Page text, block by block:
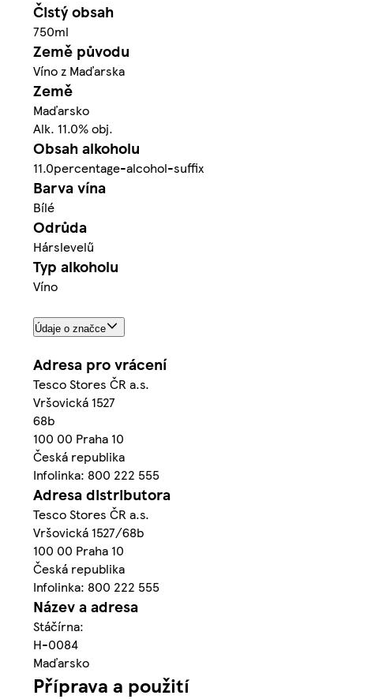
Čistý obsah
750ml
Země původu
Víno z Maďarska
Země
Maďarsko
Alk. 11.0% obj.
Obsah alkoholu
11.0percentage-alcohol-suffix
Barva vína
Bílé
Odrůda
Hárslevelű
Typ alkoholu
Víno
Údaje o značce
Adresa pro vrácení
Tesco Stores ČR a.s.
Vršovická 1527
68b
100 00 Praha 10
Česká republika
Infolinka: 800 222 555
Adresa distributora
Tesco Stores ČR a.s.
Vršovická 1527/68b
100 00 Praha 10
Česká republika
Infolinka: 800 222 555
Název a adresa
Stáčírna:
H-0084
Maďarsko
Příprava a použití